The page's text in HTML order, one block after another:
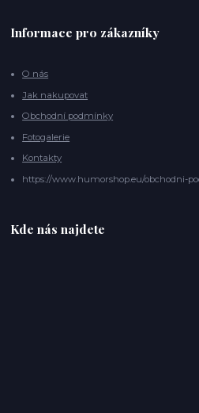
Informace pro zákazníky
O nás
Jak nakupovat
Obchodní podmínky
Fotogalerie
Kontakty
https://www.humorshop.eu/obchodni-
Kde nás najdete